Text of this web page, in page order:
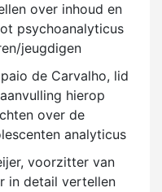
over inhoud en
psychoanalyticus
jeugdigen
de Carvalho, lid
hierop
over de
analyticus
voorzitter van
in detail vertellen